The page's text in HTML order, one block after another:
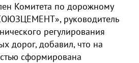
Комитета по дорожному
руководитель
регулирования
дорог, добавил, что на
сформирована